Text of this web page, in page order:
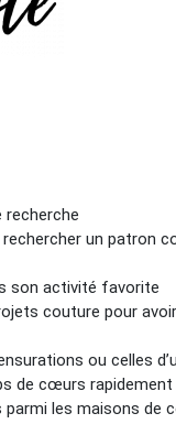
recherche
un patron
son activité favorite
couture pour
ou celles
de cœurs rapidement
les maisons de